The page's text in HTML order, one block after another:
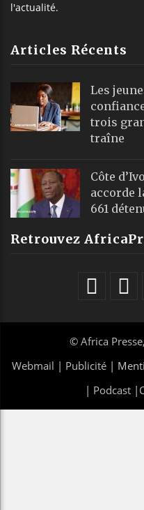
l'actualité.
Articles Récents
Les
trois
traîne
Côte
accorde
661
Retrouvez
© Africa Presse
Webmail | Publicité |
| Podcast|